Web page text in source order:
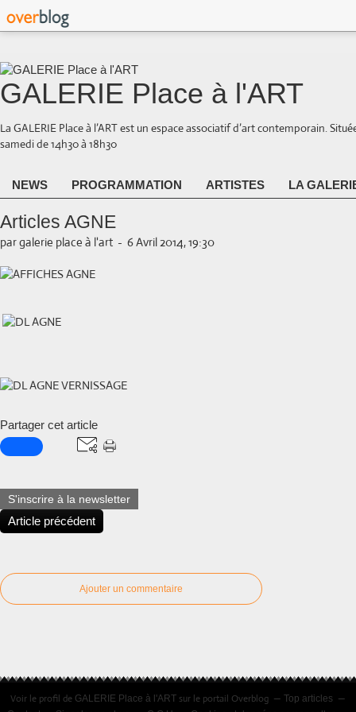
GALERIE Place à l'ART
La GALERIE Place à l’ART est un espace associatif d’art contemporain.
samedi de 14h30 à 18h30
NEWS PROGRAMMATION ARTISTES LA
Articles AGNE
par galerie place à l'art - 6 Avril 2014, 19:30
Partager cet article
S'inscrire à la newsletter
Article précédent
Ajouter un commentaire
Voir le profil de GALERIE Place à l'ART sur le portail Overblog
Top articles